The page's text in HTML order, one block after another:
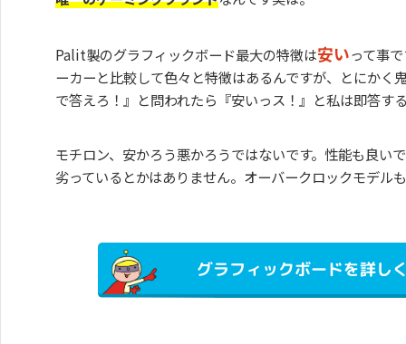
Palit製のグラフィックボード最大の特徴は安いって事
ーカーと比較して色々と特徴はあるんですが、とにかく
で答えろ！』と問われたら『安いっス！』と私は即答す
モチロン、安かろう悪かろうではないです。性能も良い
劣っているとかはありません。オーバークロックモデル
グラフィックボードを詳し